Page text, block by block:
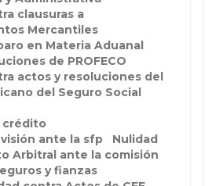
clausuras a
Mercantiles
en Materia Aduanal
de PROFECO
actos y resoluciones del
del Seguro Social
crédito
ante la sfp
Nulidad
Arbitral ante la comisión
y fianzas